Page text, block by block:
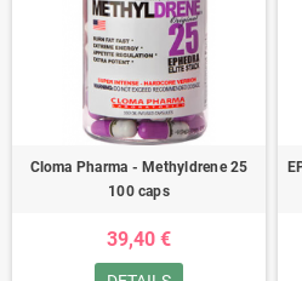
Cloma Pharma - Methyldrene 25
100 caps
39,40 €